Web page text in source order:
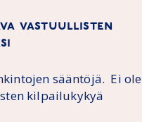
vastuullisten
sääntöjä. Ei ole
kilpailukykyä